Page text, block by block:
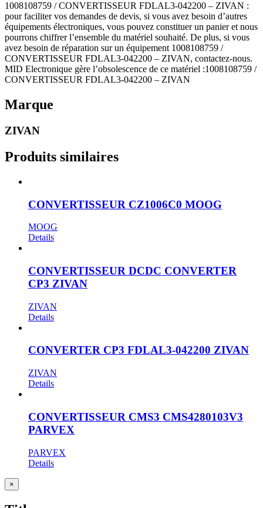
1008108759 / CONVERTISSEUR FDLAL3-042200 – ZIVAN :
pour faciliter vos demandes de devis, si vous avez besoin d’autres
équipements électroniques, vous pouvez constituer un panier et nous
pourrons chiffrer l’ensemble du matériel souhaité. De plus, si vous
avez besoin de réparation sur un équipement 1008108759 /
CONVERTISSEUR FDLAL3-042200 – ZIVAN, contactez-nous.
MID Electronique gère l’obsolescence de ce matériel :1008108759 /
CONVERTISSEUR FDLAL3-042200 – ZIVAN
Marque
ZIVAN
Produits similaires
CONVERTISSEUR CZ1006C0 MOOG
MOOG
Details
CONVERTISSEUR DCDC CONVERTER
CP3 ZIVAN
ZIVAN
Details
CONVERTER CP3 FDLAL3-042200 ZIVAN
ZIVAN
Details
CONVERTISSEUR CMS3 CMS4280103V3
PARVEX
PARVEX
Details
Close
product
×